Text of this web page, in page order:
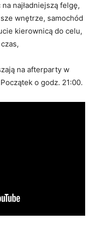
najładniejszą felgę,
wnętrze, samochód
kierownicą do celu,
na afterparty w
o godz. 21:00.